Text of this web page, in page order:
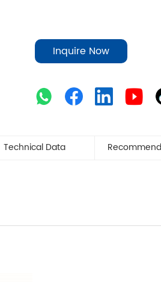
Inquire Now
Technical Data